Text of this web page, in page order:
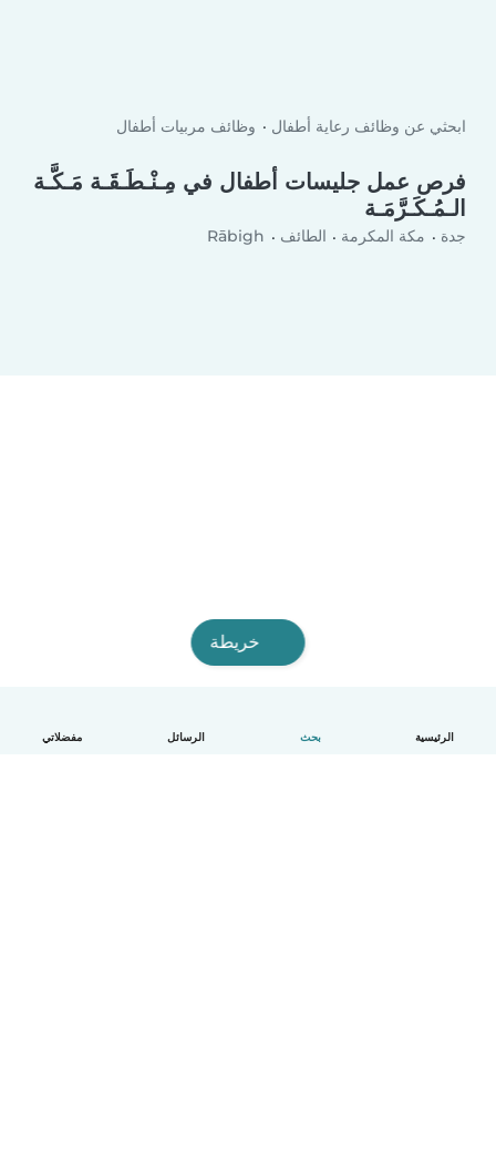
الرئيسية بحث الرسائل مفضلاتي
ابحثي عن وظائف رعاية أطفال وظائف مربيات أطفال
فرص عمل جليسات أطفال في مِـنْـطَـقَـة مَـكَّـة
الـمُـكَـرَّمَـة
جدة مكة المكرمة الطائف Rābigh
خريطة